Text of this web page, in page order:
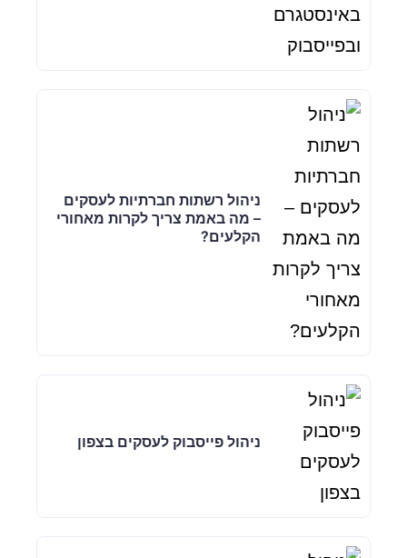
ניהול רשתות חברתיות לעסקים
– מה באמת צריך לקרות מאחורי
הקלעים?
ניהול פייסבוק לעסקים בצפון